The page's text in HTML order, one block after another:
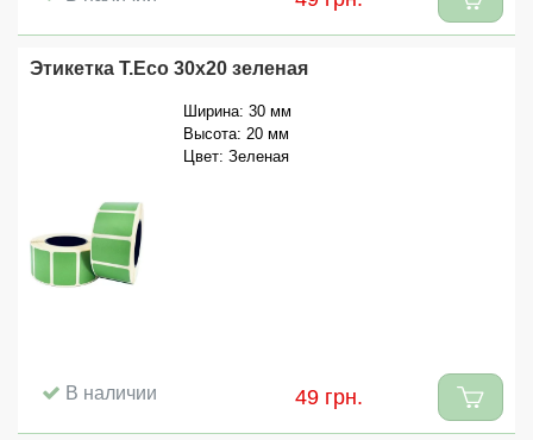
Этикетка T.Eco 30x20 зеленая
Ширина: 30 мм
Высота: 20 мм
Цвет: Зеленая
В наличии 49 грн.